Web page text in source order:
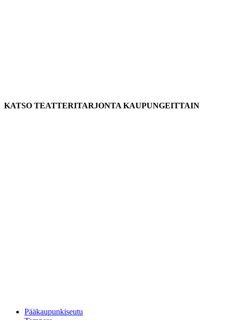
KATSO TEATTERITARJONTA KAUPUNGEITTAIN
Pääkaupunkiseutu